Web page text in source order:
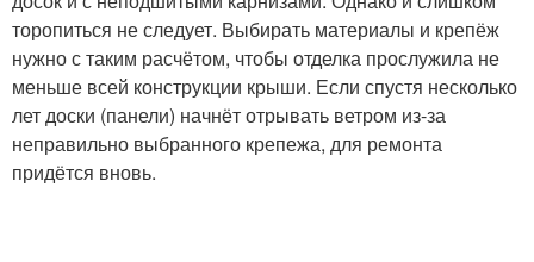
торопиться не следует. Выбирать материалы и крепёж
нужно с таким расчётом, чтобы отделка прослужила не
меньше всей конструкции крыши. Если спустя несколько
лет доски (панели) начнёт отрывать ветром из-за
неправильно выбранного крепежа, для ремонта
придётся вновь.